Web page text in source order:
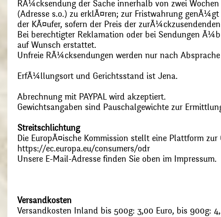
RÃ¼cksendung der Sache innerhalb von zwei
(Adresse s.o.) zu erklÃ¤ren; zur Fristwahrung
der KÃ¤ufer, sofern der Preis der
Bei berechtigter Reklamation oder bei Sendungen
auf Wunsch erstattet.
Unfreie RÃ¼cksendungen werden nur nach
ErfÃ¼llungsort und Gerichtsstand ist Jena.
Abrechnung mit PAYPAL wird akzeptiert.
Gewichtsangaben sind Pauschalgewichte zur
Streitschlichtung
Die EuropÃ¤ische Kommission stellt eine Plattform
https://ec.europa.eu/consumers/odr
Unsere E-Mail-Adresse finden Sie oben im Impressum.
Versandkosten
Versandkosten Inland bis 500g: 3,00 Euro, bis 900g: